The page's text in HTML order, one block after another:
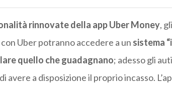
rinnovate della app Uber Money,
Uber potranno accedere a un sistema
quello che guadagnano; adesso gli
avere a disposizione il proprio incasso.